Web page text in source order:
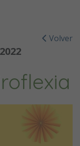
Volver